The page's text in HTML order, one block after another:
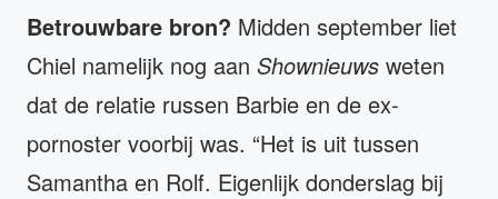
Betrouwbare bron? Midden september liet
Chiel namelijk nog aan Shownieuws weten
dat de relatie russen Barbie en de ex-
pornoster voorbij was. “Het is uit tussen
Samantha en Rolf. Eigenlijk donderslag bij